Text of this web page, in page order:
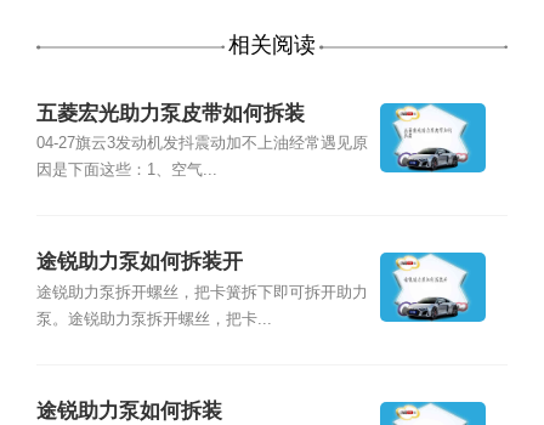
相关阅读
五菱宏光助力泵皮带如何拆装
04-27旗云3发动机发抖震动加不上油经常遇见原
因是下面这些：1、空气...
途锐助力泵如何拆装开
途锐助力泵拆开螺丝，把卡簧拆下即可拆开助力
泵。途锐助力泵拆开螺丝，把卡...
途锐助力泵如何拆装